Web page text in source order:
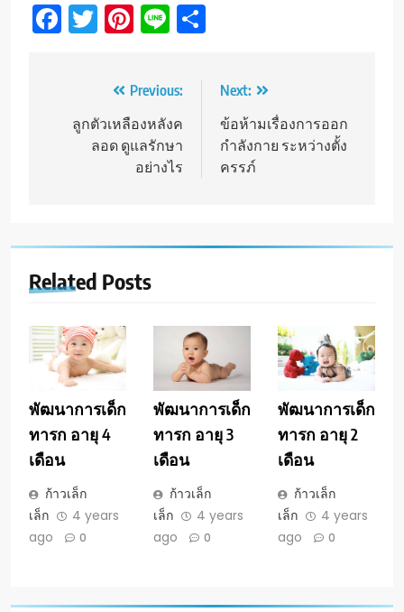
Facebook
TwitterPinterest
Line
navigation
Previous:
ลูกตัวเหลืองหลังค
ลอด ดูแลรักษา
อย่างไร
Next:
ข้อห้ามเรื่องการออก
กำลังกาย ระหว่างตั้ง
ครรภ์
Related Posts
พัฒนาการเด็ก
ทารก อายุ 4
เดือน
ก้าวเล็ก
เล็ก
4 years
ago
0
พัฒนาการเด็ก
ทารก อายุ 3
เดือน
ก้าวเล็ก
เล็ก
4 years
ago
0
พัฒนาการเด็ก
ทารก อายุ 2
เดือน
ก้าวเล็ก
เล็ก
4 years
ago
0